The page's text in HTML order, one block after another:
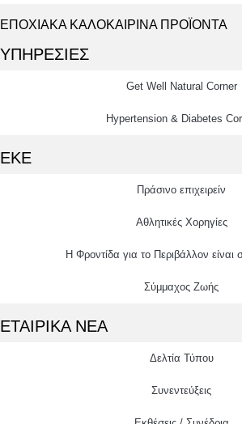
ΕΠΟΧΙΑΚΑ ΚΑΛΟΚΑΙΡΙΝΑ ΠΡΟΪΟΝΤΑ
ΥΠΗΡΕΣΙΕΣ
Get Well Natural Corner
Hypertension & Diabetes
ΕΚΕ
Πράσινο επιχειρείν
Αθλητικές Χορηγίες
Η Φροντίδα για το Περιβάλλον είναι
Σύμμαχος Ζωής
ΕΤΑΙΡΙΚΑ ΝΕΑ
Δελτία Τύπου
Συνεντεύξεις